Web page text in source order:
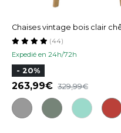
Chaises vintage bois clair
Expedié en 24h/72h
(44)
- 20%
263,99 329,99